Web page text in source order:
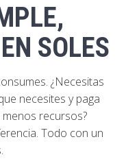
SOLES
¿Necesitas
necesites y paga
recursos?
Todo con un